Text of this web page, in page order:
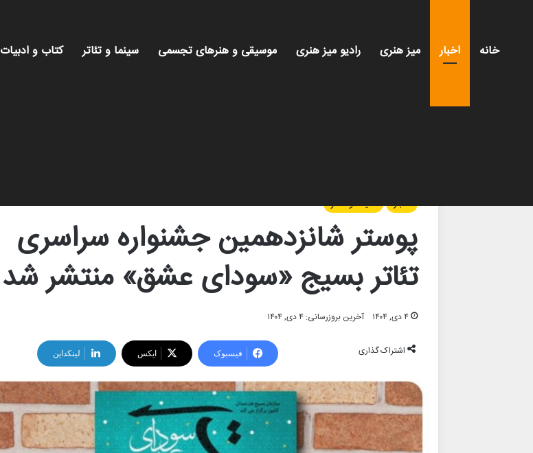
خانه اخبار میز هنری رادیو میز هنری موسیقی و هنرهای تجسمی سینما و تئاتر کتاب و ادبیات
اخبار
سینما و تئاتر
پوستر شانزدهمین جشنواره سراسری
تئاتر بسیج «سودای عشق» منتشر شد
۴ دی, ۱۴۰۴ آخرین بروزرسانی: ۴ دی, ۱۴۰۴
اشتراک گذاری فیسبوک ایکس لینکداین